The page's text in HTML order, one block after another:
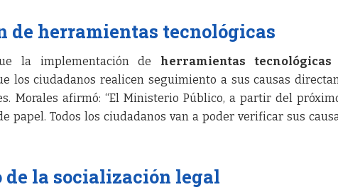
de herramientas tecnológicas
la implementación de herramientas tecnológicas
los ciudadanos realicen seguimiento a sus causas
Morales afirmó: “El Ministerio Público, a partir del
papel. Todos los ciudadanos van a poder verificar sus
la socialización legal